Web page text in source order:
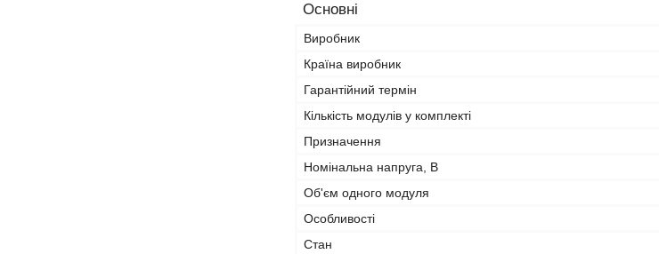
Основні
Виробник
Країна виробник
Гарантійний термін
Кількість модулів у комплекті
Призначення
Номінальна напруга, В
Об'єм одного модуля
Особливості
Стан